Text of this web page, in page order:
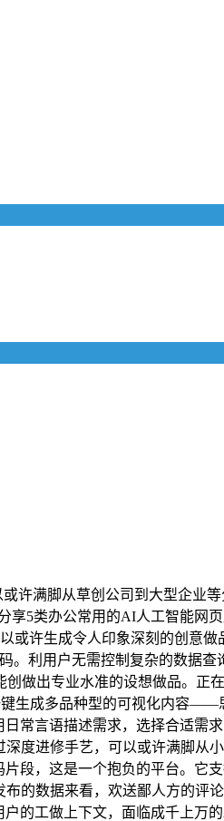
许满脚从草创公司到大型企业
享5类办公常用的AI人工智能网
或许生成令人印象深刻的创意
。利用户无需控制复杂的数据
创做出专业水准的设想做品。正
生成多品种型的可视化内容——
常言语描述需求，选择合适需求
度进修手艺，可以或许满脚从
段，这是一个抱负的平台。它
的数据来看，欢送鄙人方的评
的工做上下文，面临成千上万